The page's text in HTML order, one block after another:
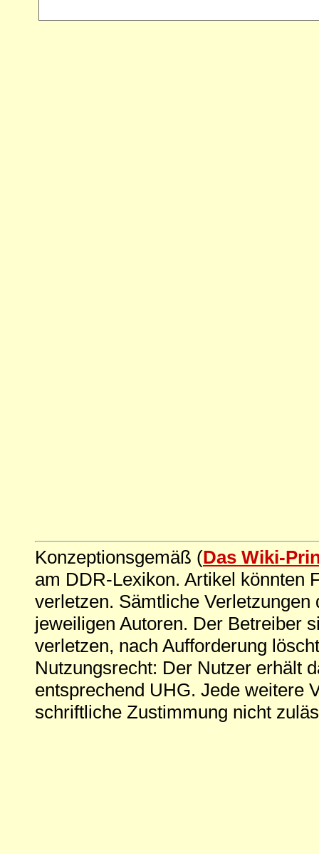
Konzeptionsgemäß (Das Wiki-
am DDR-Lexikon. Artikel könnten
verletzen. Sämtliche
jeweiligen Autoren. Der Betreiber
verletzen, nach Aufforderung
Nutzungsrecht: Der Nutzer erhält
entsprechend UHG. Jede weitere
schriftliche Zustimmung nicht